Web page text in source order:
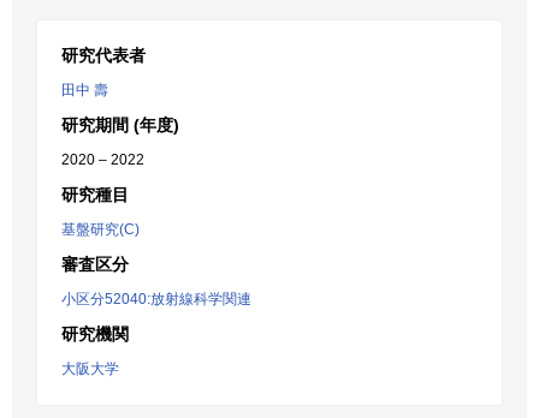
研究代表者
田中 壽
研究期間 (年度)
2020 – 2022
研究種目
基盤研究(C)
審査区分
小区分52040:放射線科学関連
研究機関
大阪大学